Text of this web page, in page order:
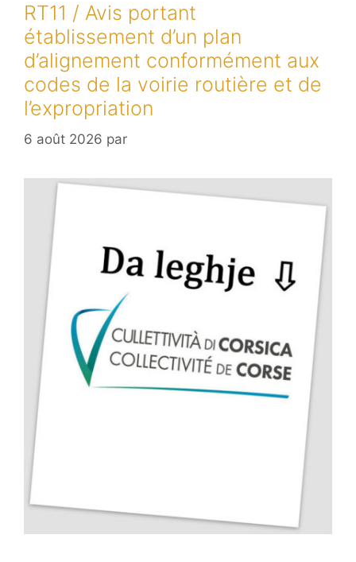
RT11 / Avis portant
établissement d’un plan
d’alignement conformément aux
codes de la voirie routière et de
l’expropriation
6 août 2026 par